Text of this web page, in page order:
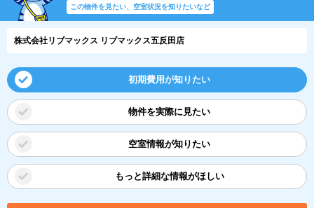
この物件を見たい、空室状況を知りたいなど
株式会社リブマックス リブマックス五反田店
初期費用が知りたい
物件を実際に見たい
空室情報が知りたい
もっと詳細な情報がほしい